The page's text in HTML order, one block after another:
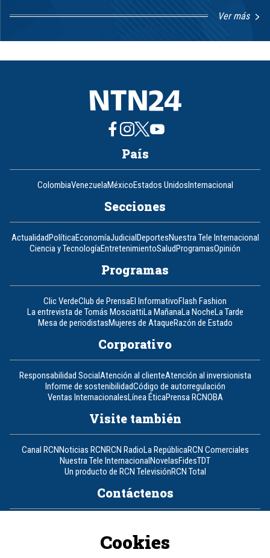
Ver más
8
País
ColombiaVenezuelaMéxicoEstados UnidosInternacional
Secciones
ActualidadPolíticaEconomíaJudicialDeportesNuestra Tele Internacional
Ciencia y TecnologíaEntretenimientoSaludProgramasOpinión
Programas
Clic VerdeClub de PrensaEl InformativoFlash Fashion
La entrevista de Tomás MosciattiLa MañanaLa NocheLa Tarde
Mesa de periodistasMujeres de AtaqueRazón de Estado
Corporativo
Responsabilidad SocialAtención al clienteAtención al inversionista
Informe de sostenibilidadCódigo de autorregulación
Ventas InternacionalesLínea ÉticaPrensa RCNOBA
Visite también
Canal RCNNoticias RCNRCN RadioLa RepúblicaRCN Comerciales
Nuestra Tele InternacionalNovelasFidesTDT
Un producto de RCN TelevisiónRCN Total
Contáctenos
Cookies